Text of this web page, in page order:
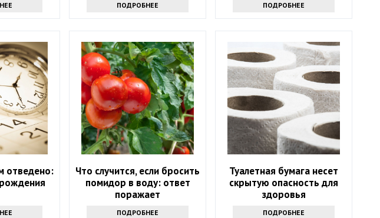
ПОДРОБНЕЕ ПОДРОБНЕЕ
отведено:
Что случится, если бросить
помидор в воду: ответ
поражает
ПОДРОБНЕЕ
Туалетная бумага несет
скрытую опасность для
здоровья
ПОДРОБНЕЕ